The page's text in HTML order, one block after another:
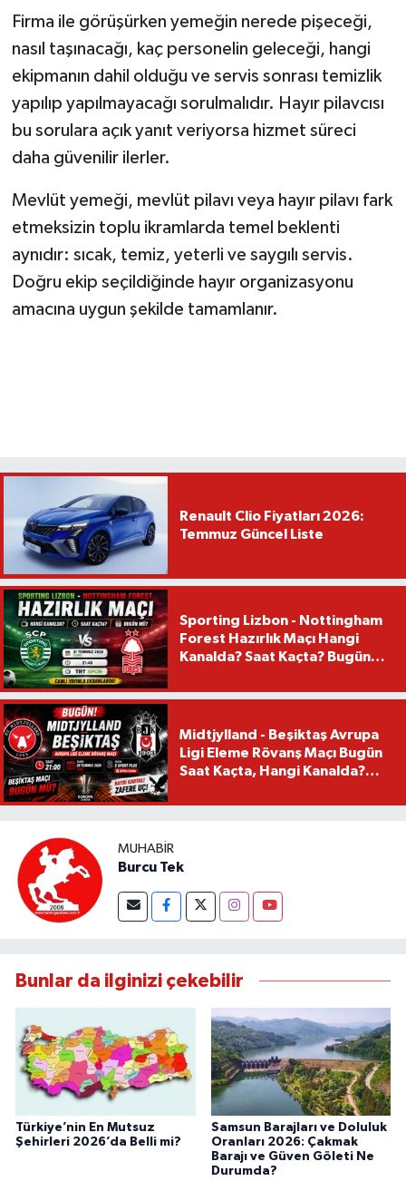
Firma ile görüşürken yemeğin nerede pişeceği,
nasıl taşınacağı, kaç personelin geleceği, hangi
ekipmanın dahil olduğu ve servis sonrası temizlik
yapılıp yapılmayacağı sorulmalıdır. Hayır pilavcısı
bu sorulara açık yanıt veriyorsa hizmet süreci
daha güvenilir ilerler.
Mevlüt yemeği, mevlüt pilavı veya hayır pilavı fark
etmeksizin toplu ikramlarda temel beklenti
aynıdır: sıcak, temiz, yeterli ve saygılı servis.
Doğru ekip seçildiğinde hayır organizasyonu
amacına uygun şekilde tamamlanır.
Renault Clio Fiyatları 2026:
Temmuz Güncel Liste
Sporting Lizbon - Nottingham
Forest Hazırlık Maçı Hangi
Kanalda? Saat Kaçta? Bugün
Midtjylland - Beşiktaş Avrupa
Ligi Eleme Rövanş Maçı Bugün
Saat Kaçta, Hangi Kanalda?
MUHABIR
Burcu Tek
Bunlar da ilginizi çekebilir
Türkiye’nin En Mutsuz
Şehirleri 2026’da Belli mi?
Samsun Barajları ve Doluluk
Oranları 2026: Çakmak
Barajı ve Güven Göleti Ne
Durumda?